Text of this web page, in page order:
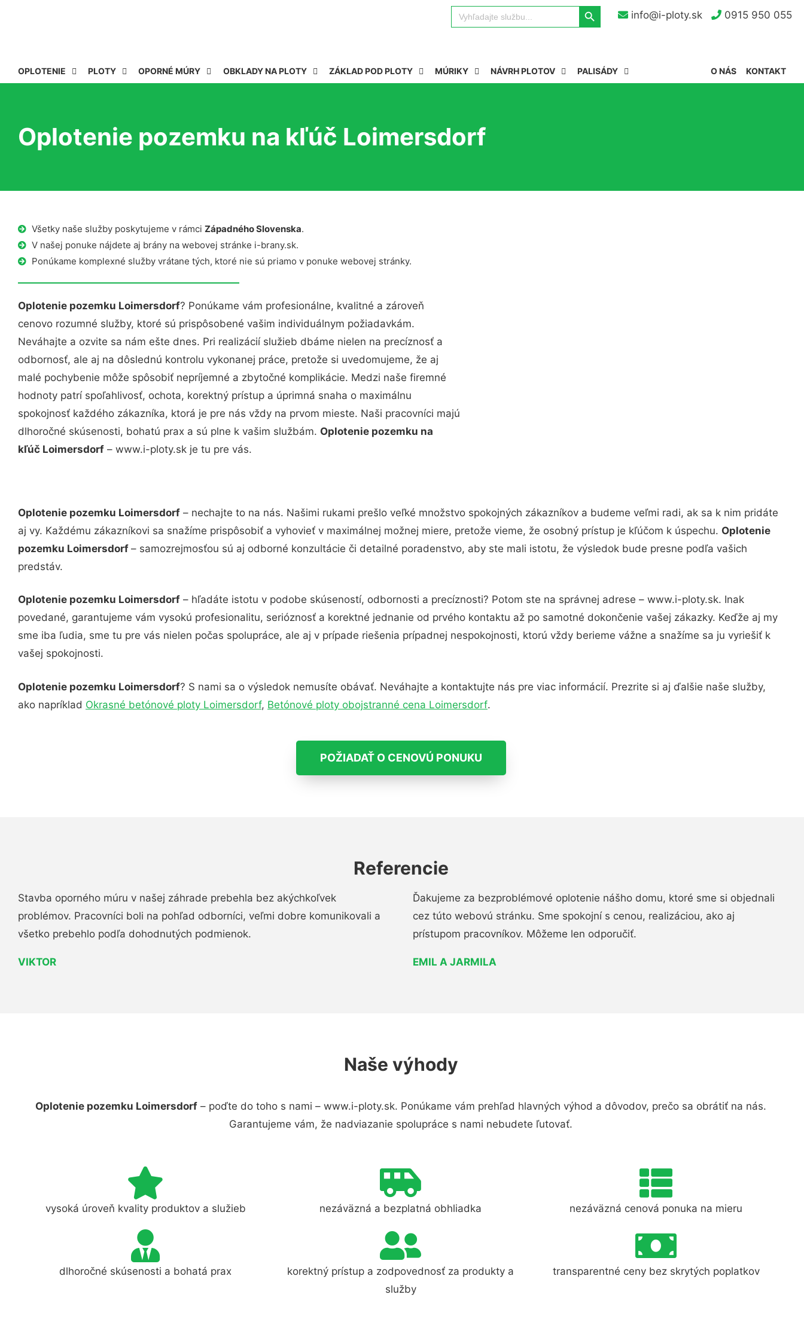
info@i-ploty.sk 0915 950 055
Search
for:
Search Button
OPLOTENIE PLOTY OPORNÉ MÚRY OBKLADY NA PLOTY ZÁKLAD POD PLOTY MÚRIKY NÁVRH PLOTOV PALISÁDY KONTAKT
O NÁS
Oplotenie pozemku na kľúč Loimersdorf
Všetky naše služby poskytujeme v rámci Západného Slovenska.
V našej ponuke nájdete aj brány na webovej stránke i-brany.sk.
Ponúkame komplexné služby vrátane tých, ktoré nie sú priamo v ponuke webovej stránky.
Oplotenie pozemku Loimersdorf? Ponúkame vám profesionálne, kvalitné a zároveň
cenovo rozumné služby, ktoré sú prispôsobené vašim individuálnym požiadavkám.
Neváhajte a ozvite sa nám ešte dnes. Pri realizácií služieb dbáme nielen na precíznosť a
odbornosť, ale aj na dôslednú kontrolu vykonanej práce, pretože si uvedomujeme, že aj
malé pochybenie môže spôsobiť nepríjemné a zbytočné komplikácie. Medzi naše firemné
hodnoty patrí spoľahlivosť, ochota, korektný prístup a úprimná snaha o maximálnu
spokojnosť každého zákazníka, ktorá je pre nás vždy na prvom mieste. Naši pracovníci majú
dlhoročné skúsenosti, bohatú prax a sú plne k vašim službám. Oplotenie pozemku na
kľúč Loimersdorf – www.i-ploty.sk je tu pre vás.
Oplotenie pozemku Loimersdorf – nechajte to na nás. Našimi rukami prešlo veľké množstvo spokojných zákazníkov a budeme veľmi radi, ak sa k nim pridáte
aj vy. Každému zákazníkovi sa snažíme prispôsobiť a vyhovieť v maximálnej možnej miere, pretože vieme, že osobný prístup je kľúčom k úspechu. Oplotenie
pozemku Loimersdorf – samozrejmosťou sú aj odborné konzultácie či detailné poradenstvo, aby ste mali istotu, že výsledok bude presne podľa vašich
predstáv.
Oplotenie pozemku Loimersdorf – hľadáte istotu v podobe skúseností, odbornosti a precíznosti? Potom ste na správnej adrese – www.i-ploty.sk. Inak
povedané, garantujeme vám vysokú profesionalitu, serióznosť a korektné jednanie od prvého kontaktu až po samotné dokončenie vašej zákazky. Keďže aj my
sme iba ľudia, sme tu pre vás nielen počas spolupráce, ale aj v prípade riešenia prípadnej nespokojnosti, ktorú vždy berieme vážne a snažíme sa ju vyriešiť k
vašej spokojnosti.
Oplotenie pozemku Loimersdorf? S nami sa o výsledok nemusíte obávať. Neváhajte a kontaktujte nás pre viac informácií. Prezrite si aj ďalšie naše služby,
ako napríklad Okrasné betónové ploty Loimersdorf, Betónové ploty obojstranné cena Loimersdorf.
POŽIADAŤ O CENOVÚ PONUKU
Referencie
Stavba oporného múru v našej záhrade prebehla bez akýchkoľvek
problémov. Pracovníci boli na pohľad odborníci, veľmi dobre komunikovali a
všetko prebehlo podľa dohodnutých podmienok.
VIKTOR
Ďakujeme za bezproblémové oplotenie nášho domu, ktoré sme si objednali
cez túto webovú stránku. Sme spokojní s cenou, realizáciou, ako aj
prístupom pracovníkov. Môžeme len odporučiť.
EMIL A JARMILA
Naše výhody
Oplotenie pozemku Loimersdorf – poďte do toho s nami – www.i-ploty.sk. Ponúkame vám prehľad hlavných výhod a dôvodov, prečo sa obrátiť na nás.
Garantujeme vám, že nadviazanie spolupráce s nami nebudete ľutovať.
vysoká úroveň kvality produktov a služieb nezáväzná a bezplatná obhliadka nezáväzná cenová ponuka na mieru
dlhoročné skúsenosti a bohatá prax
korektný prístup a zodpovednosť za produkty a
služby
transparentné ceny bez skrytých poplatkov